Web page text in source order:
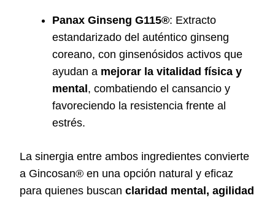
Panax Ginseng G115®: Extracto
estandarizado del auténtico ginseng
coreano, con ginsenósidos activos que
ayudan a mejorar la vitalidad física y
mental , combatiendo el cansancio y
favoreciendo la resistencia frente al
estrés.
La sinergia entre ambos ingredientes convierte
a Gincosan® en una opción natural y eficaz
para quienes buscan claridad mental, agilidad